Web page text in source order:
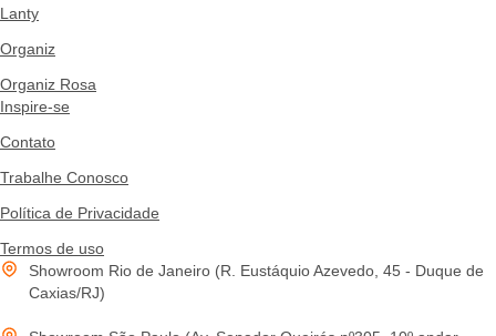
Lanty
Organiz
Organiz Rosa
Inspire-se
Contato
Trabalhe Conosco
Política de Privacidade
Termos de uso
Showroom Rio de Janeiro (R. Eustáquio Azevedo, 45 - Duque de
Caxias/RJ)